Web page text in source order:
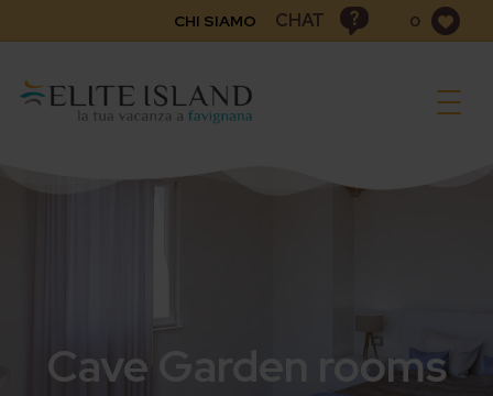
CHI SIAMO CHAT 0
Cave Garden rooms